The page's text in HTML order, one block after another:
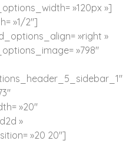
»120px »]
»1/2″]
»right »
»798″
»20″
»
»20 20″]